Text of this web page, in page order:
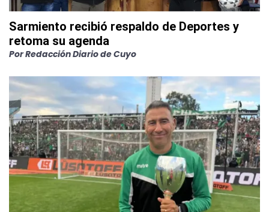
Sarmiento recibió respaldo de Deportes y
retoma su agenda
PorRedacción Diario de Cuyo